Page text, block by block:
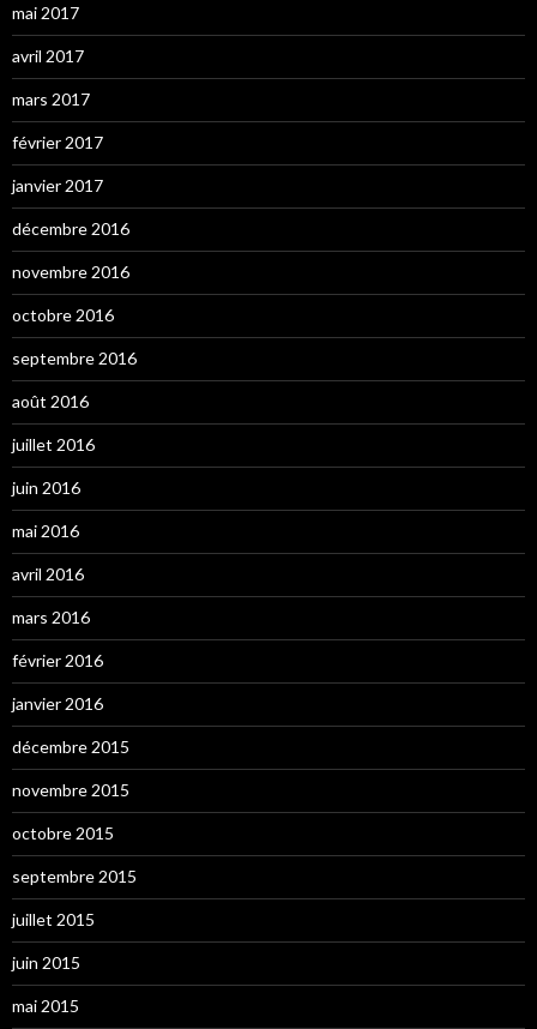
mai 2017
avril 2017
mars 2017
février 2017
janvier 2017
décembre 2016
novembre 2016
octobre 2016
septembre 2016
août 2016
juillet 2016
juin 2016
mai 2016
avril 2016
mars 2016
février 2016
janvier 2016
décembre 2015
novembre 2015
octobre 2015
septembre 2015
juillet 2015
juin 2015
mai 2015